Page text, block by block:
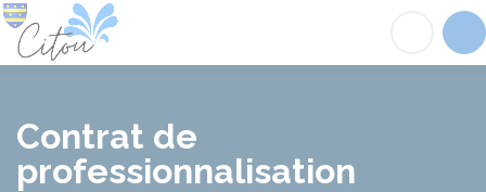
Contrat de
professionnalisation